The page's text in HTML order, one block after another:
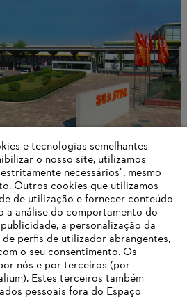
e tecnologias semelhantes
o nosso site, utilizamos
necessários", mesmo
Outros cookies que utilizamos
de utilização e fornecer conteúdo
a análise do comportamento do
a personalização da
perfis de utilizador abrangentes,
o seu consentimento. Os
nós e por terceiros (por
Estes terceiros também
pessoais fora do Espaço